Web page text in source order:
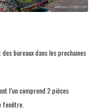
bureaux dans les prochaines
l’un comprend 2 pièces
fenêtre.